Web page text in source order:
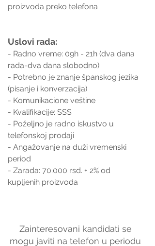
proizvoda preko telefona
Uslovi rada:
- Radno vreme: 09h - 21h (dva dana
rada-dva dana slobodno)
- Potrebno je znanje španskog jezika
(pisanje i konverzacija)
- Komunikacione veštine
- Kvalifikacije: SSS
- Poželjno je radno iskustvo u
telefonskoj prodaji
- Angažovanje na duži vremenski
period
- Zarada: 70.000 rsd. + 2% od
kupljenih proizvoda
Zainteresovani kandidati se
mogu javiti na telefon u periodu